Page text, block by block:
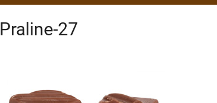
Praline-27